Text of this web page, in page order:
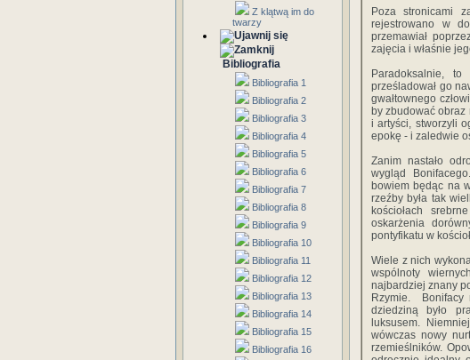
Z klątwą im do
twarzy
Bibliografia
Bibliografia 1
Bibliografia 2
Bibliografia 3
Bibliografia 4
Bibliografia 5
Bibliografia 6
Bibliografia 7
Bibliografia 8
Bibliografia 9
Bibliografia 10
Bibliografia 11
Bibliografia 12
Bibliografia 13
Bibliografia 14
Bibliografia 15
Bibliografia 16
Poza stronicami
rejestrowano w
przemawiał
zajęcia i właśnie
Paradoksalnie,
prześladował go
gwałtownego
by zbudować obraz
i artyści, stworzyli
epokę - i zaledwie
Zanim nastało
wygląd
bowiem będąc na
rzeźby była tak
kościołach
oskarżenia
pontyfikatu w
Wiele z nich
wspólnoty
najbardziej znany
Rzymie. Bonifacy
dziedziną było
luksusem.
wówczas nowy
rzemieślników.